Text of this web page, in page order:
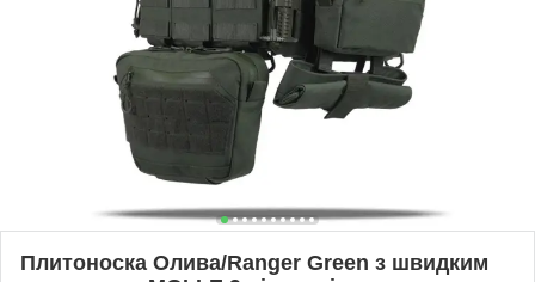
Плитоноска Олива/Ranger Green з швидким